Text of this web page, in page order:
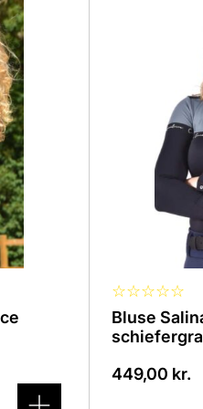
☆☆☆☆☆
Bluse
449,00 kr.
erhältlich.
Optionen
können
Produktseite
ausgewählt